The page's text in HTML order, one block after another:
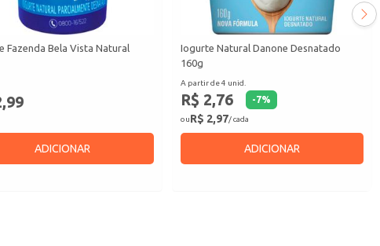
Fazenda Bela Vista Natural
ADICIONAR
Iogurte Natural Danone Desnatado
160g
A partir de 4 unid.
R$ 2,76 -7%
ouR$ 2,97/ cada
ADICIONAR